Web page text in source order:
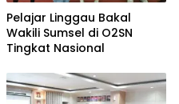
Pelajar Linggau Bakal
Wakili Sumsel di O2SN
Tingkat Nasional